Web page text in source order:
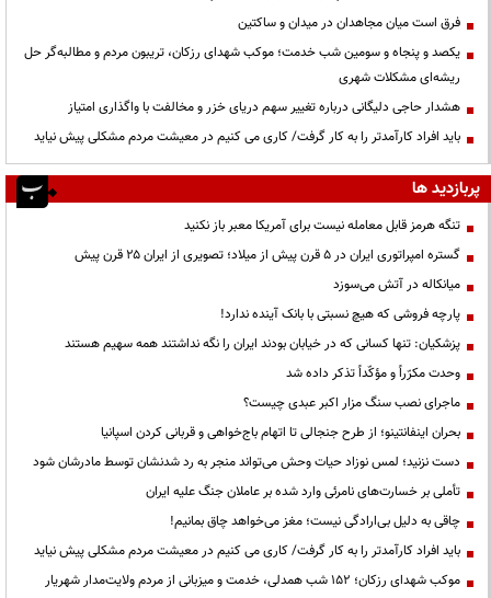
فرق است میان مجاهدان در میدان و ساکتین
یکصد و پنجاه و سومین شب خدمت؛ موکب شهدای رزکان، تریبون مردم و مطالبه‌گر حل
ریشه‌ای مشکلات شهری
هشدار حاجی دلیگانی درباره تغییر سهم دریای خزر و مخالفت با واگذاری امتیاز
باید افراد کارآمدتر را به کار گرفت/ کاری می کنیم در معیشت مردم مشکلی پیش نیاید
پربازدید ها
تنگه هرمز قابل معامله نیست برای آمریکا معبر باز نکنید
گستره امپراتوری ایران در ۵ قرن پیش از میلاد؛ تصویری از ایران ۲۵ قرن پیش
میانکاله در آتش می‌سوزد
پارچه فروشی که هیچ نسبتی با بانک آینده ندارد!
پزشکیان: تنها کسانی که در خیابان بودند ایران را نگه نداشتند همه سهیم هستند
وحدت مکرّراً و مؤکّداً تذکر داده شد
ماجرای نصب سنگ مزار اکبر عبدی چیست؟
بحران اینفانتینو؛ از طرح جنجالی تا اتهام باج‌خواهی و قربانی کردن اسپانیا
دست نزنید؛ لمس نوزاد حیات وحش می‌تواند منجر به رد شدنشان توسط مادرشان شود
تأملی بر خسارت‌های نامرئی وارد شده بر عاملان جنگ علیه ایران
چاقی به دلیل بی‌ارادگی نیست؛ مغز می‌خواهد چاق بمانیم!
باید افراد کارآمدتر را به کار گرفت/ کاری می کنیم در معیشت مردم مشکلی پیش نیاید
موکب شهدای رزکان؛ ۱۵۲ شب همدلی، خدمت و میزبانی از مردم ولایت‌مدار شهریار